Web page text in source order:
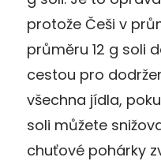
protože Češi v
průměru 12 g soli
cestou pro
všechna jídla,
soli můžete
chuťové pohárky